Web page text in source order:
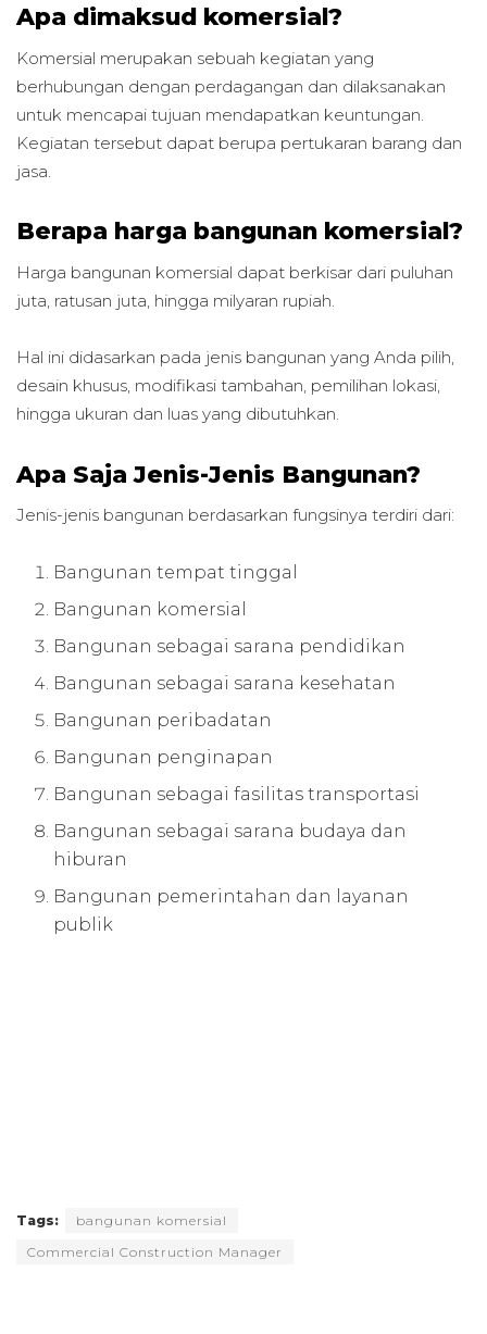
Apa dimaksud komersial?
Komersial merupakan sebuah kegiatan yang
berhubungan dengan perdagangan dan dilaksanakan
untuk mencapai tujuan mendapatkan keuntungan.
Kegiatan tersebut dapat berupa pertukaran barang dan
jasa.
Berapa harga bangunan komersial?
Harga bangunan komersial dapat berkisar dari puluhan
juta, ratusan juta, hingga milyaran rupiah.
Hal ini didasarkan pada jenis bangunan yang Anda pilih,
desain khusus, modifikasi tambahan, pemilihan lokasi,
hingga ukuran dan luas yang dibutuhkan.
Apa Saja Jenis-Jenis Bangunan?
Jenis-jenis bangunan berdasarkan fungsinya terdiri dari:
Bangunan tempat tinggal
Bangunan komersial
Bangunan sebagai sarana pendidikan
Bangunan sebagai sarana kesehatan
Bangunan peribadatan
Bangunan penginapan
Bangunan sebagai fasilitas transportasi
Bangunan sebagai sarana budaya dan
hiburan
Bangunan pemerintahan dan layanan
publik
Tags:
bangunan komersial
Commercial Construction Manager